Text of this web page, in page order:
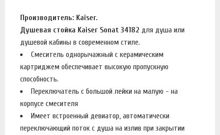
Производитель: Kaiser.
Душевая стойка Kaiser Sonat 34182 для душа или
душевой кабины в современном стиле.
Смеситель однорычажный с керамическим
картриджем обеспечивает высокую пропускную
способность.
Переключатель с большой лейки на малую - на
корпусе смесителя
Имеет встроенный девиатор, автоматически
переключающий поток с душа на излив при закрытии